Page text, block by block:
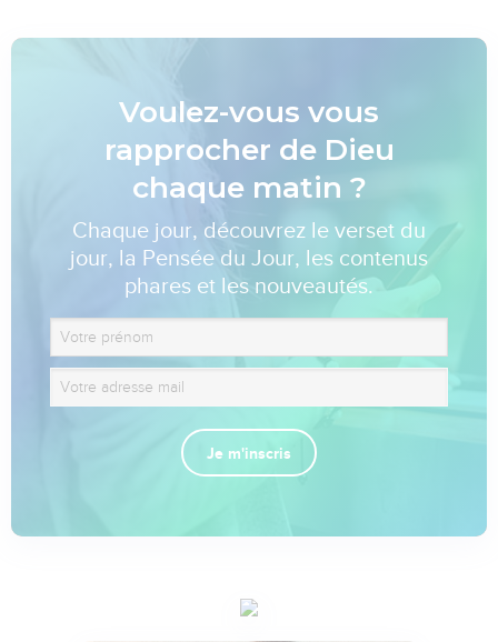
Voulez-vous vous
rapprocher de Dieu
chaque matin ?
Chaque jour, découvrez le verset du
jour, la Pensée du Jour, les contenus
phares et les nouveautés.
Je m'inscris